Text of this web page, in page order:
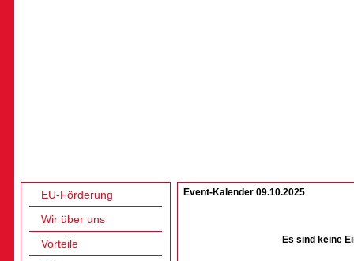
EU-Förderung
Wir über uns
Vorteile
Event-Kalender 09.10.2025
Es sind keine